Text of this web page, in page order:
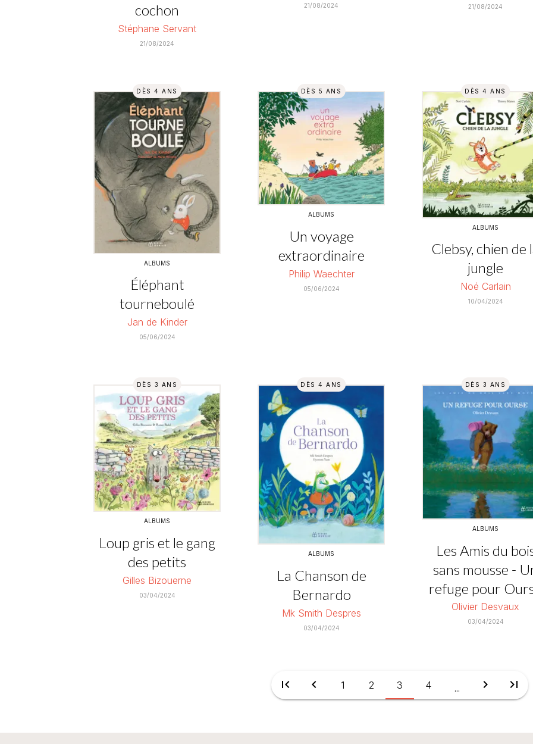
cochon
Stéphane Servant
21/08/2024
21/08/2024 21/08/2024
DÈS 4 ANS
ALBUMS
Éléphant
tourneboulé
Jan de Kinder
05/06/2024
DÈS 5 ANS
ALBUMS
Un voyage
extraordinaire
Philip Waechter
05/06/2024
DÈS 4 ANS
ALBUMS
Clebsy, chien de
jungle
Noé Carlain
10/04/2024
DÈS 3 ANS
ALBUMS
Loup gris et le gang
des petits
Gilles Bizouerne
03/04/2024
DÈS 4 ANS
ALBUMS
La Chanson de
Bernardo
Mk Smith Despres
03/04/2024
DÈS 3 ANS
ALBUMS
Les Amis du
sans mousse -
refuge pour
Olivier Desvaux
03/04/2024
first_page chevron_left 1 2 3 4 ... chevron_right last_page